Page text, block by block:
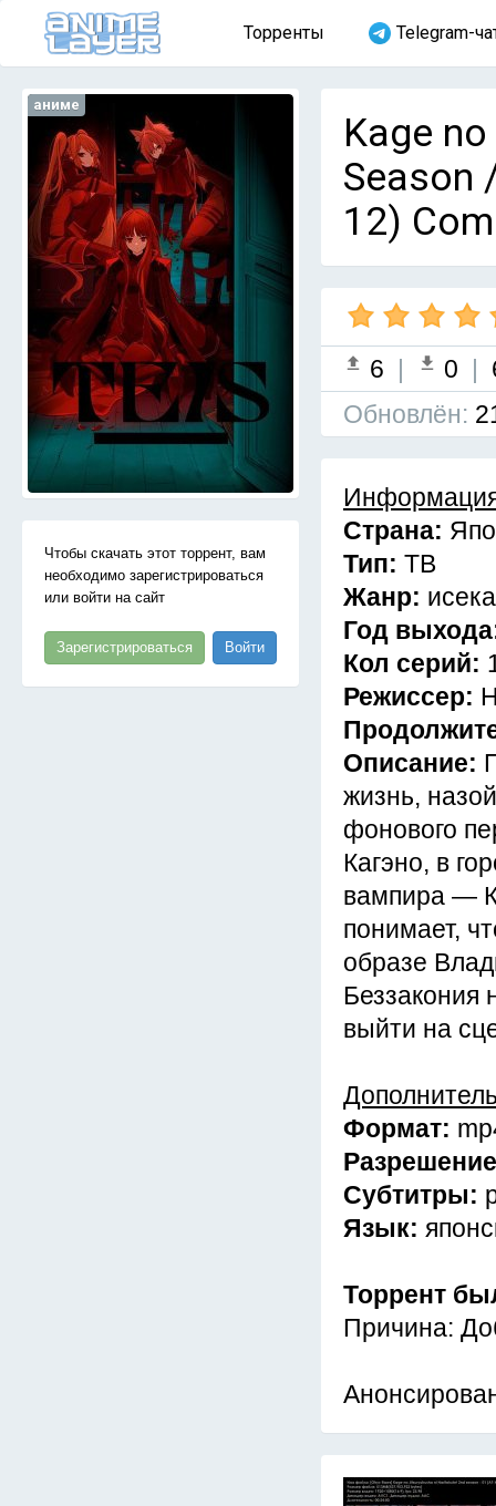
Торренты Telegram-
аниме
Чтобы скачать этот торрент, вам
необходимо зарегистрироваться
или войти на сайт
Зарегистрироваться Войти
Kage
Season
12)
6 | 0 |
Обновлён:
Страна:
Тип: ТВ
Жанр:
Год
Кол серий:
Режиссер:
Описание:
жизнь,
фонового
Кагэно, в
вампира —
понимает,
образе
Беззакония
выйти на
Формат:
Субтитры:
Язык:
Торрент
Причина: